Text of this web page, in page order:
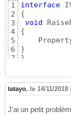
1
2
3
4
5
6
7
interface
{
void
{
}
}
tatayo, le 14/11/2018
J'ai un petit